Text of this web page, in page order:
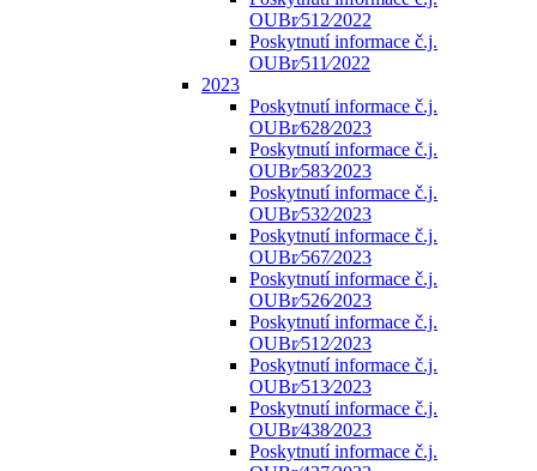
OUBr⁄512⁄2022
Poskytnutí informace č.j.
OUBr⁄511⁄2022
2023
Poskytnutí informace č.j.
OUBr⁄628⁄2023
Poskytnutí informace č.j.
OUBr⁄583⁄2023
Poskytnutí informace č.j.
OUBr⁄532⁄2023
Poskytnutí informace č.j.
OUBr⁄567⁄2023
Poskytnutí informace č.j.
OUBr⁄526⁄2023
Poskytnutí informace č.j.
OUBr⁄512⁄2023
Poskytnutí informace č.j.
OUBr⁄513⁄2023
Poskytnutí informace č.j.
OUBr⁄438⁄2023
Poskytnutí informace č.j.